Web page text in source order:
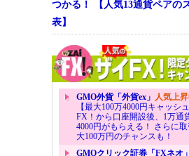
つかる！ 【人気13通貨ペアの
表】
GMO外貨「外貨ex」 人気上昇
【最大100万4000円キャッシ
FX！から口座開設後、1万通
4000円がもらえる！ さらに
大100万円のチャンスも！
GMOクリック証券「FXネオ」